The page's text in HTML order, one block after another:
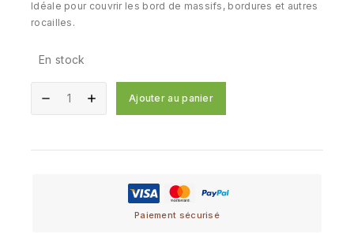
Idéale pour couvrir les bord de massifs, bordures et autres
rocailles.
En stock
Ajouter au panier
Paiement sécurisé